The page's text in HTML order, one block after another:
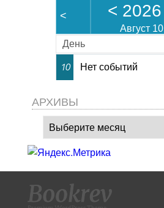
< < 2026
Август 10
День
10 Нет событий
АРХИВЫ
Архивы